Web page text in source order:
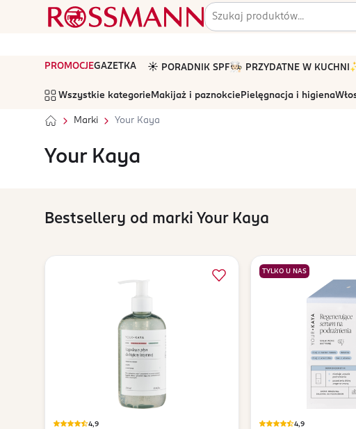
PROMOCJEGAZETKA ☀️ PORADNIK SPF🧑🏻‍🍳 PRZYDATNE W KUCHNI
Wszystkie kategorie Makijaż i paznokcie Pielęgnacja i higiena
Marki Your Kaya
Your Kaya
Bestsellery od marki Your Kaya
4,9
TYLKO U NAS
4,9